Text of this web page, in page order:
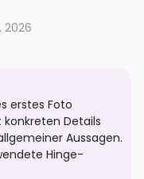
2026
erstes Foto
Details
Aussagen.
Hinge-